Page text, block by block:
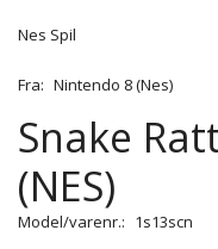
Nes Spil
Fra: Nintendo 8 (Nes)
Snake
(NES)
Model/varenr.: 1s13scn